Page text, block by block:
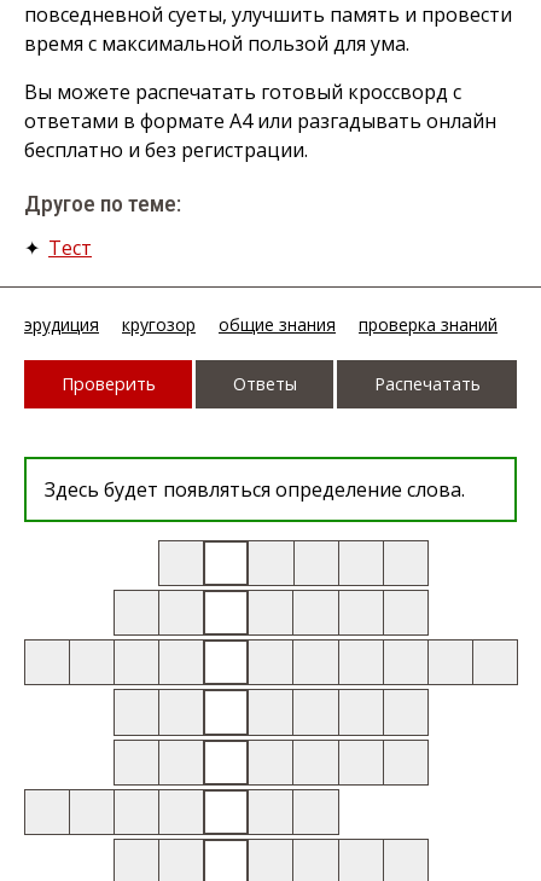
повседневной суеты, улучшить память и провести
время с максимальной пользой для ума.
Вы можете распечатать готовый кроссворд с
ответами в формате А4 или разгадывать онлайн
бесплатно и без регистрации.
Другое по теме:
✦ Тест
эрудиция кругозор общие знания проверка знаний
Проверить Ответы Распечатать
Здесь будет появляться определение слова.